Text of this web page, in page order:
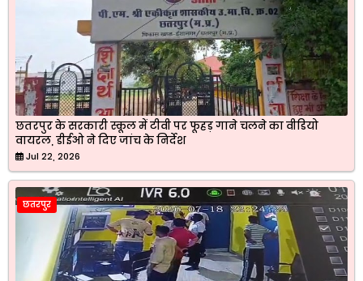
छतरपुर के सरकारी स्कूल में टीवी पर फूहड़ गाने चलने का वीडियो
वायरल, डीईओ ने दिए जांच के निर्देश
Jul 22, 2026
छतरपुर